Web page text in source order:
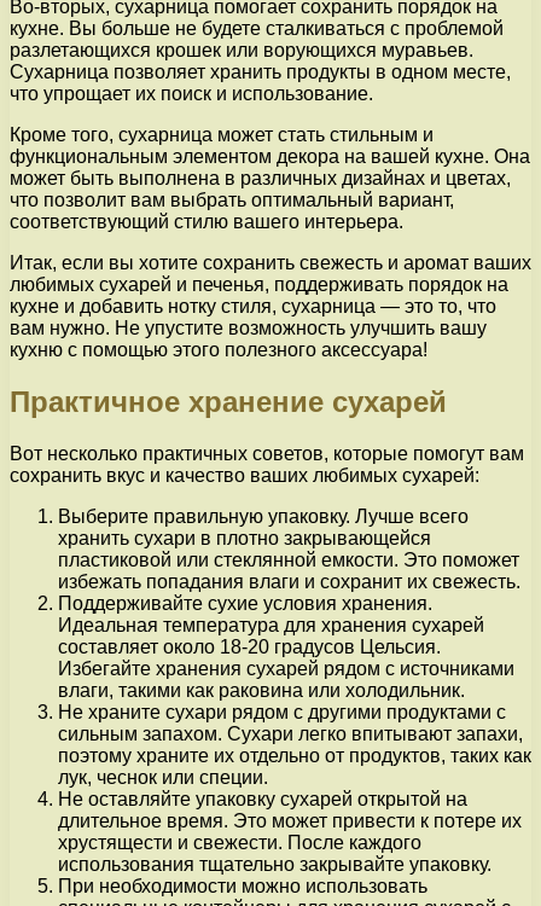
Во-вторых, сухарница помогает сохранить порядок на
кухне. Вы больше не будете сталкиваться с проблемой
разлетающихся крошек или ворующихся муравьев.
Сухарница позволяет хранить продукты в одном месте,
что упрощает их поиск и использование.
Кроме того, сухарница может стать стильным и
функциональным элементом декора на вашей кухне. Она
может быть выполнена в различных дизайнах и цветах,
что позволит вам выбрать оптимальный вариант,
соответствующий стилю вашего интерьера.
Итак, если вы хотите сохранить свежесть и аромат ваших
любимых сухарей и печенья, поддерживать порядок на
кухне и добавить нотку стиля, сухарница — это то, что
вам нужно. Не упустите возможность улучшить вашу
кухню с помощью этого полезного аксессуара!
Практичное хранение сухарей
Вот несколько практичных советов, которые помогут вам
сохранить вкус и качество ваших любимых сухарей:
Выберите правильную упаковку. Лучше всего
хранить сухари в плотно закрывающейся
пластиковой или стеклянной емкости. Это поможет
избежать попадания влаги и сохранит их свежесть.
Поддерживайте сухие условия хранения.
Идеальная температура для хранения сухарей
составляет около 18-20 градусов Цельсия.
Избегайте хранения сухарей рядом с источниками
влаги, такими как раковина или холодильник.
Не храните сухари рядом с другими продуктами с
сильным запахом. Сухари легко впитывают запахи,
поэтому храните их отдельно от продуктов, таких как
лук, чеснок или специи.
Не оставляйте упаковку сухарей открытой на
длительное время. Это может привести к потере их
хрустящести и свежести. После каждого
использования тщательно закрывайте упаковку.
При необходимости можно использовать